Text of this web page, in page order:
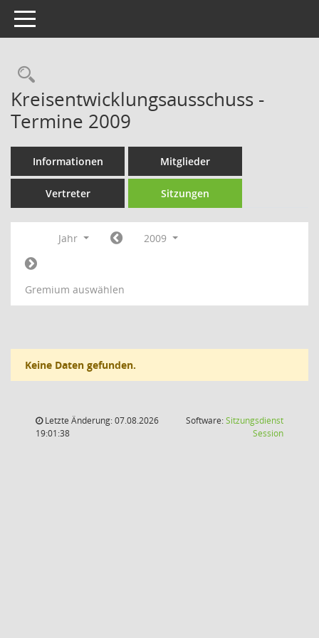
Toggle navigation
Rechercheauswahl
Kreisentwicklungsausschuss -
Termine 2009
Informationen Mitglieder
Vertreter Sitzungen
Jahr 2009
Gremium auswählen
Keine Daten gefunden.
Letzte Änderung: 07.08.2026
19:01:38
Software:Sitzungsdienst
Session(Wird in